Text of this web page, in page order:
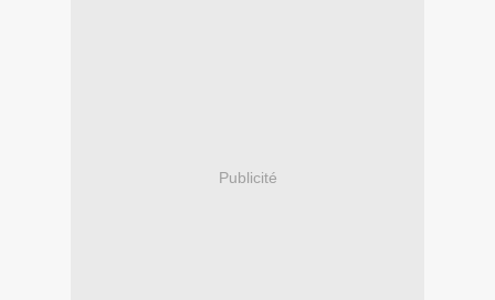
Publicité